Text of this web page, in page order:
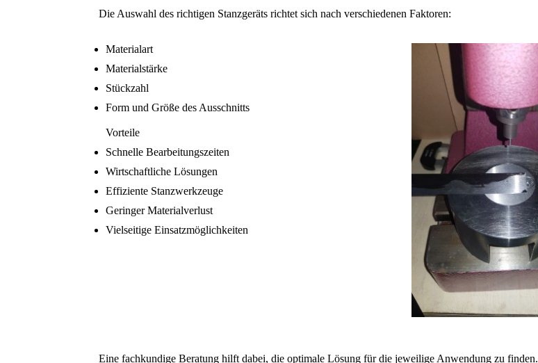
Die Auswahl des richtigen Stanzgeräts richtet sich nach verschiedenen Faktoren:
Materialart
Materialstärke
Stückzahl
Form und Größe des Ausschnitts
Vorteile
Schnelle Bearbeitungszeiten
Wirtschaftliche Lösungen
Effiziente Stanzwerkzeuge
Geringer Materialverlust
Vielseitige Einsatzmöglichkeiten
Eine fachkundige Beratung hilft dabei, die optimale Lösung für die jeweilige Anwendung zu finden.